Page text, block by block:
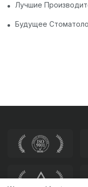
Лучшие
Будущее